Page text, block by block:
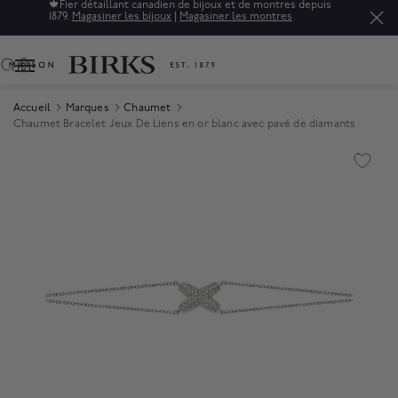
🍁 Fier détaillant canadien de bijoux et de montres depuis
1879. Magasiner les bijoux Magasiner les montres
0
Accueil Marques
Chaumet
Chaumet Bracelet Jeux De Liens en or blanc avec pavé de diamants